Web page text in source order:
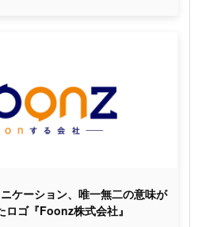
ケーション、唯一無二の意味が
ロゴ『Foonz株式会社』